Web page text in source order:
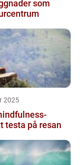
som
2025
testa på resan